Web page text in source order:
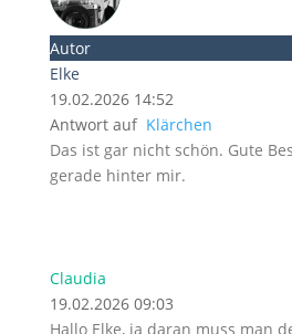
Autor
Elke
19.02.2026 14:52
Antwort auf Klärchen
Das ist gar nicht schön. Gute
gerade hinter mir.
Claudia
19.02.2026 09:03
Hallo Elke, ja daran muss man